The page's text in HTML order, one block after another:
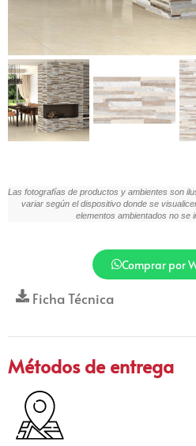
Las fotografías de productos y ambientes son
variar según el dispositivo donde se
elementos ambientados no se
Comprar por
Ficha Técnica
Métodos de entrega